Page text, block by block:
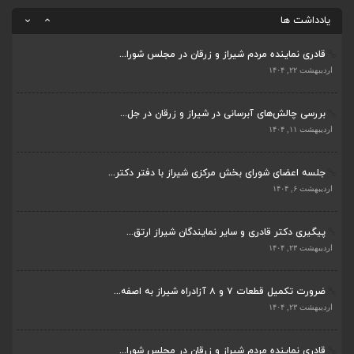
یادداشت ها
قادری نماینده مردم شیراز و زرقان در مجلس شورا...
اردیبهشت ۲۲, ۱۴۰۴
بررسی چالش‌های آبرسانی در شیراز و زرقان در جل...
اردیبهشت ۱۱, ۱۴۰۴
جلسه اعضای شورای بخش مرکزی شیراز با دفتر دکتر...
اردیبهشت ۶, ۱۴۰۴
پیگیری دکتر قادری و سایر نمایندگان شیراز ارتق...
اردیبهشت ۲۳, ۱۴۰۴
ضرورت تکمیل قطعات ۷ و ۸ آزادراه شیراز به اصفه...
اردیبهشت ۲۳, ۱۴۰۴
قادری نماینده مردم شیراز و زرقان در مجلس شورا...